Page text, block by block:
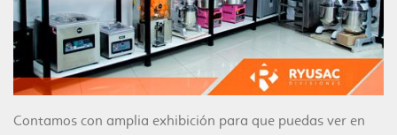
Contamos con amplia exhibición para que puedas ver en